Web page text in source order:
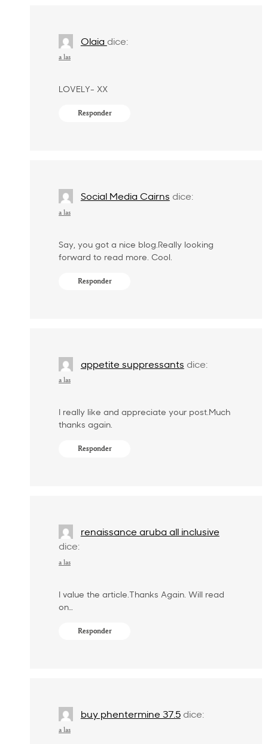
Olaia dice:
a las
LOVELY- XX
Responder
Social Media Cairns dice:
a las
Say, you got a nice blog.Really looking
forward to read more. Cool.
Responder
appetite suppressants dice:
a las
I really like and appreciate your post.Much
thanks again.
Responder
renaissance aruba all inclusive
dice:
a las
I value the article.Thanks Again. Will read
on…
Responder
buy phentermine 37.5 dice:
a las